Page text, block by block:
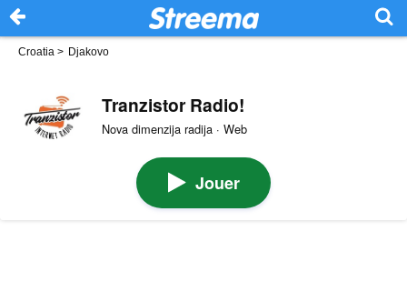
Croatia > Djakovo
Tranzistor Radio!
Nova dimenzija radija · Web
Jouer